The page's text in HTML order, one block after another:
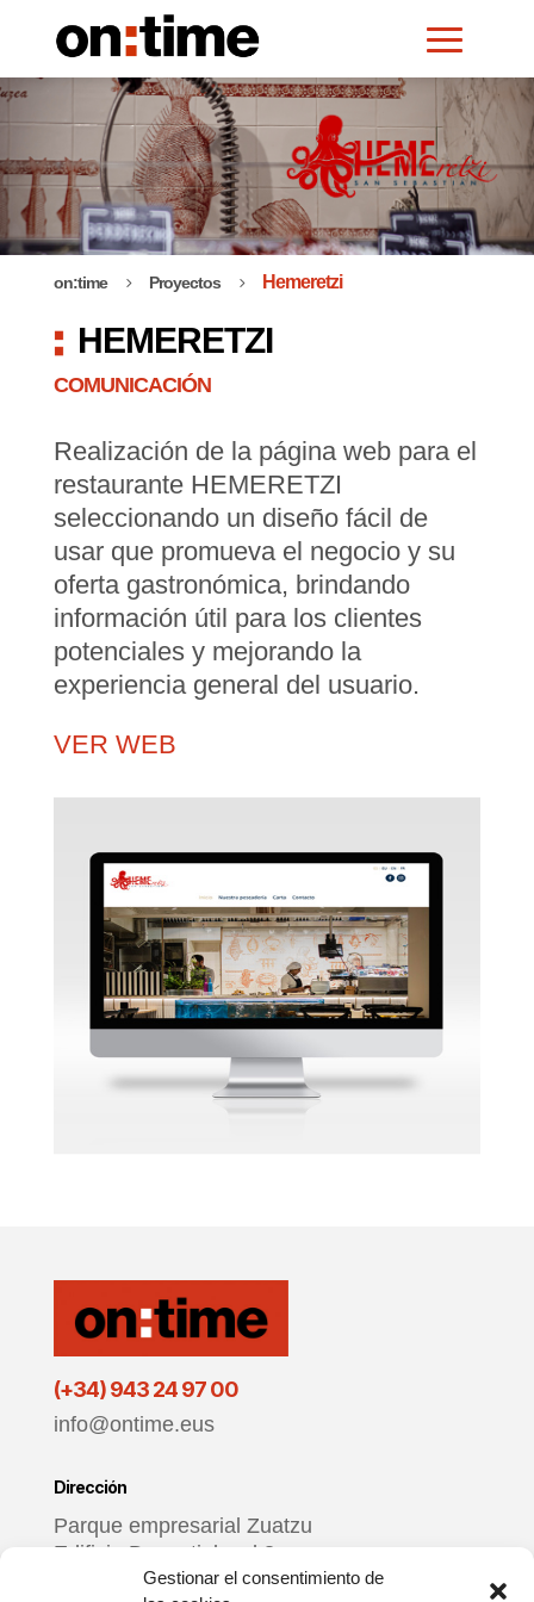
Gestionar el consentimiento de
on:time 5 Proyectos 5 Hemeretzi
HEMERETZI
COMUNICACIÓN
Realización de la página web para el
restaurante HEMERETZI
seleccionando un diseño fácil de
usar que promueva el negocio y su
oferta gastronómica, brindando
información útil para los clientes
potenciales y mejorando la
experiencia general del usuario.
VER WEB
(+34) 943 24 97 00
info@ontime.eus
Dirección
Parque empresarial Zuatzu
Edificio Donosti, local 3
20018 Donostia – Gipuzkoa